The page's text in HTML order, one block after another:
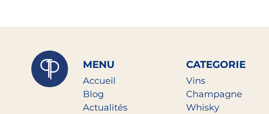
MENU
Accueil
Blog
Actualités
CATEGORIE
Vins
Champagne
Whisky